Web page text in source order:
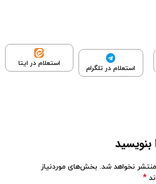
استعلام در تلگرام
استعلام در ایتا
بنویسید
نخواهد شد. بخش‌های موردنیاز
*